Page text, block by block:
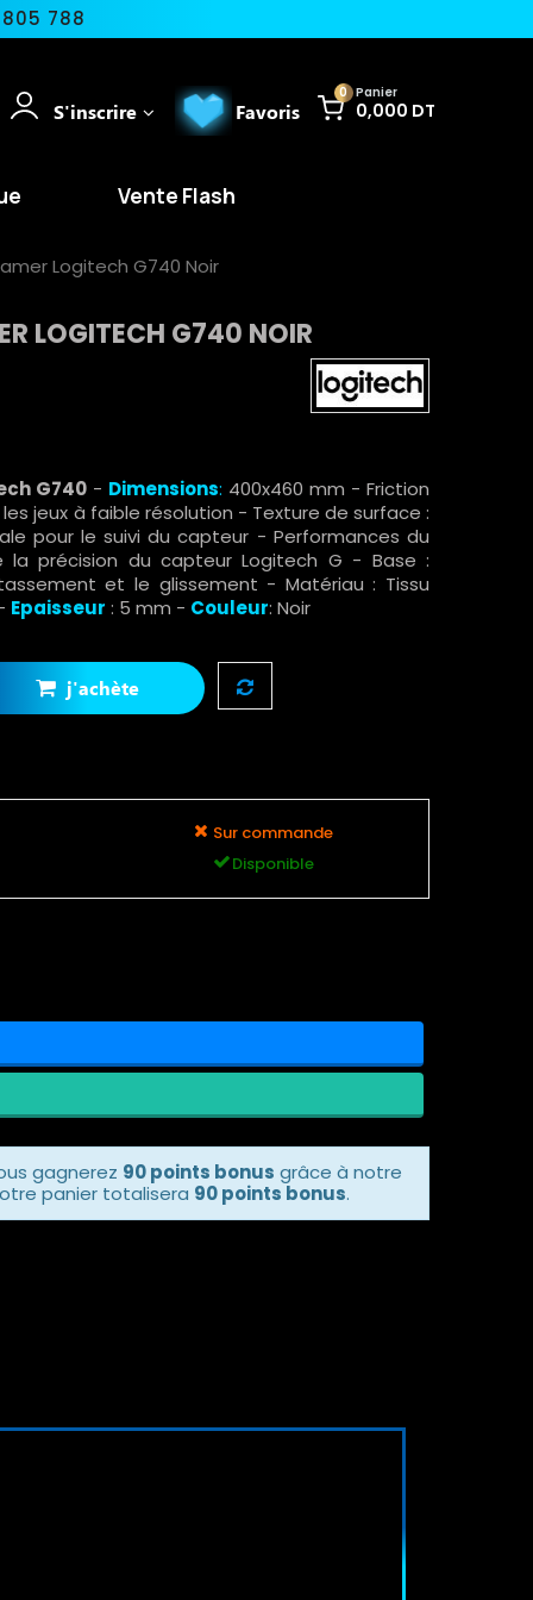
788
0 Panier
0,000 DT
Favoris
S'inscrire
Vente Flash
Logitech G740 Noir
LOGITECH G740 NOIR
G740 - Dimensions: 400x460 mm - Friction
jeux à faible résolution - Texture de surface :
pour le suivi du capteur - Performances du
la précision du capteur Logitech G - Base :
et le glissement - Matériau : Tissu
Epaisseur : 5 mm - Couleur: Noir
j'achète
Sur commande
Disponible
gagnerez 90 points bonus grâce à notre
panier totalisera 90 points bonus.